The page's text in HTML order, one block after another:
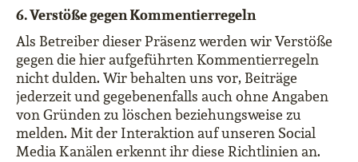
6. Verstöße gegen Kommentierregeln
Als Betreiber dieser Präsenz werden wir Verstöße
gegen die hier aufgeführten Kommentierregeln
nicht dulden. Wir behalten uns vor, Beiträge
jederzeit und gegebenenfalls auch ohne Angaben
von Gründen zu löschen beziehungsweise zu
melden. Mit der Interaktion auf unseren Social
Media Kanälen erkennt ihr diese Richtlinien an.